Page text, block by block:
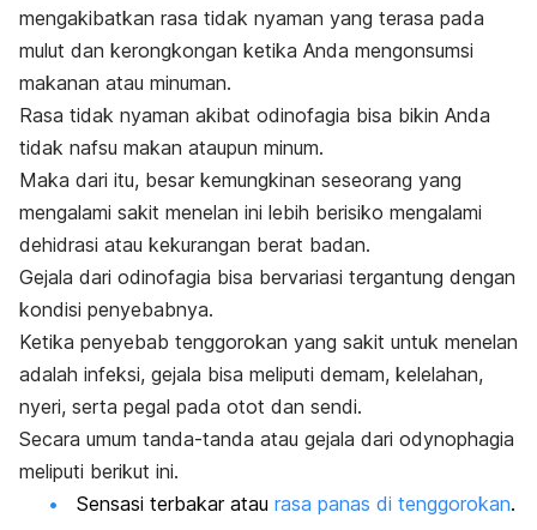
mengakibatkan rasa tidak nyaman yang terasa pada
mulut dan kerongkongan ketika Anda mengonsumsi
makanan atau minuman.
Rasa tidak nyaman akibat odinofagia bisa bikin Anda
tidak nafsu makan ataupun minum.
Maka dari itu, besar kemungkinan seseorang yang
mengalami sakit menelan ini lebih berisiko mengalami
dehidrasi atau kekurangan berat badan.
Gejala dari odinofagia bisa bervariasi tergantung dengan
kondisi penyebabnya.
Ketika penyebab tenggorokan yang sakit untuk menelan
adalah infeksi, gejala bisa meliputi demam, kelelahan,
nyeri, serta pegal pada otot dan sendi.
Secara umum tanda-tanda atau gejala dari odynophagia
meliputi berikut ini.
Sensasi terbakar atau rasa panas di tenggorokan.